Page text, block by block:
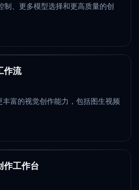
制、更多模型选择和更高质量的创
作流
富的视觉创作能力，包括图生视频
作工作台